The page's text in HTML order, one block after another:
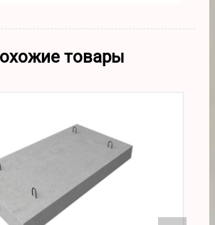
товары